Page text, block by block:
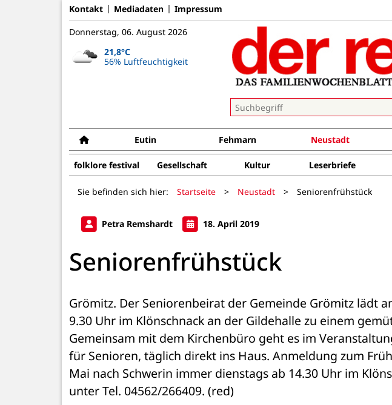
Kontakt Mediadaten Impressum
Donnerstag, 06. August 2026
21,8°C
56% Luftfeuchtigkeit
Eutin Fehmarn Neustadt
folklore festival Gesellschaft Kultur Leserbriefe
Sie befinden sich hier: Startseite > Neustadt > Seniorenfrühstück
Petra Remshardt 18. April 2019
Seniorenfrühstück
Grömitz. Der Seniorenbeirat der Gemeinde Grömitz lädt
9.30 Uhr im Klönschnack an der Gildehalle zu einem
Gemeinsam mit dem Kirchenbüro geht es im
für Senioren, täglich direkt ins Haus. Anmeldung zum
Mai nach Schwerin immer dienstags ab 14.30 Uhr im
unter Tel. 04562/266409. (red)